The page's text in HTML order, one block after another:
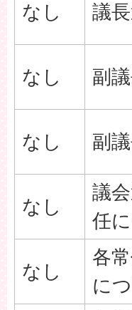
なし 議
なし 副
なし 副
なし
議
任
なし
各
に